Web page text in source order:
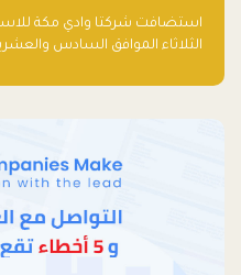
في المنطقة"
استضافت شركتا وادي مكة
الثلاثاء الموافق السادس
مشاركاً من أبرز صناديق رأس